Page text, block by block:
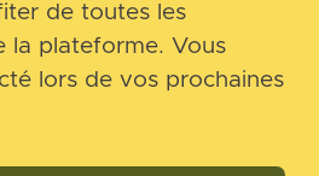
de toutes les
la plateforme. Vous
lors de vos prochaines